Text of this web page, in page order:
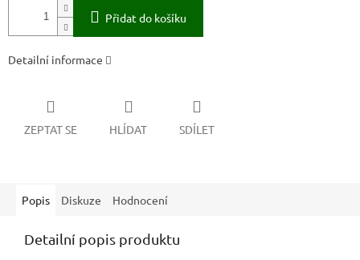
Přidat do košíku
Detailní informace
ZEPTAT SE HLÍDAT SDÍLET
Popis Diskuze Hodnocení
Detailní popis produktu